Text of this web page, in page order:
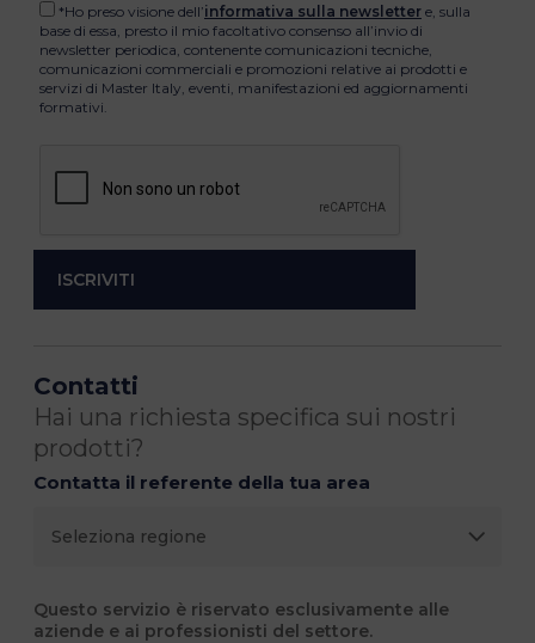
*Ho preso visione dell’informativa sulla newsletter e, sulla
base di essa, presto il mio facoltativo consenso all’invio di
newsletter periodica, contenente comunicazioni tecniche,
comunicazioni commerciali e promozioni relative ai prodotti e
servizi di Master Italy, eventi, manifestazioni ed aggiornamenti
formativi.
Contatti
Hai una richiesta specifica sui nostri
prodotti?
Contatta il referente della tua area
Questo servizio è riservato esclusivamente alle
aziende e ai professionisti del settore.